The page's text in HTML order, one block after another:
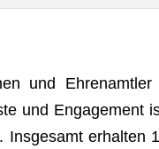
und
und Enga­ge­ment
Ins­ge­samt erhal­ten